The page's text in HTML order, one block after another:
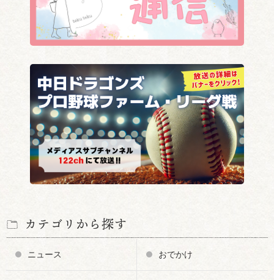
カテゴリから探す
ニュース おでかけ